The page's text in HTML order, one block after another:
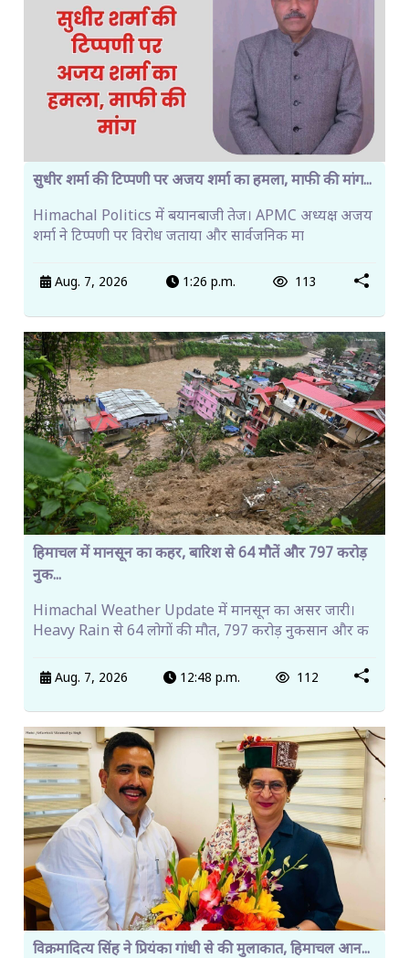
सुधीर शर्मा की टिप्पणी पर अजय शर्मा का हमला, माफी की मांग...
Himachal Politics में बयानबाजी तेज। APMC अध्यक्ष अजय
शर्मा ने टिप्पणी पर विरोध जताया और सार्वजनिक मा
Aug. 7, 2026 1:26 p.m. 113
हिमाचल में मानसून का कहर, बारिश से 64 मौतें और 797 करोड़
नुक...
Himachal Weather Update में मानसून का असर जारी।
Heavy Rain से 64 लोगों की मौत, 797 करोड़ नुकसान और क
Aug. 7, 2026 12:48 p.m. 112
विक्रमादित्य सिंह ने प्रियंका गांधी से की मुलाकात, हिमाचल आन...